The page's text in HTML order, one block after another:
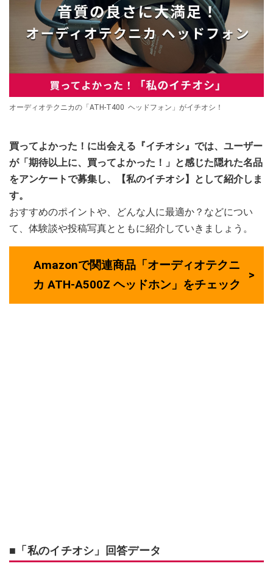
オーディオテクニカの「ATH-T400 ヘッドフォン」がイチオシ！
買ってよかった！に出会える『イチオシ』では、ユーザー
が「期待以上に、買ってよかった！」と感じた隠れた名品
をアンケートで募集し、【私のイチオシ】として紹介しま
す。
おすすめのポイントや、どんな人に最適か？などについ
て、体験談や投稿写真とともに紹介していきましょう。
Amazonで関連商品「オーディオテクニ
カ ATH-A500Z ヘッドホン」をチェック
■「私のイチオシ」回答データ